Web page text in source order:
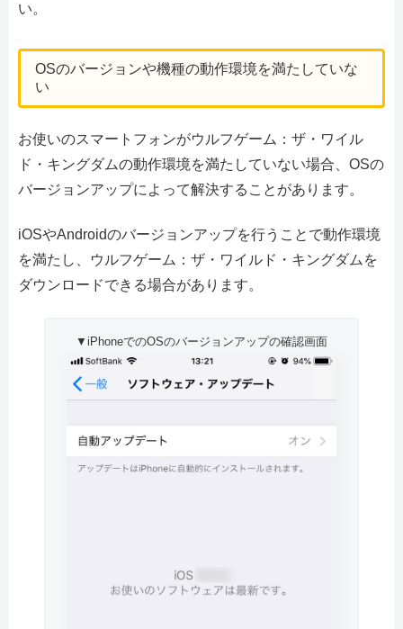
い。
OSのバージョンや機種の動作環境を満たしていな
い
お使いのスマートフォンがウルフゲーム：ザ・ワイル
ド・キングダムの動作環境を満たしていない場合、OSの
バージョンアップによって解決することがあります。
iOSやAndroidのバージョンアップを行うことで動作環境
を満たし、ウルフゲーム：ザ・ワイルド・キングダムを
ダウンロードできる場合があります。
▼iPhoneでのOSのバージョンアップの確認画面